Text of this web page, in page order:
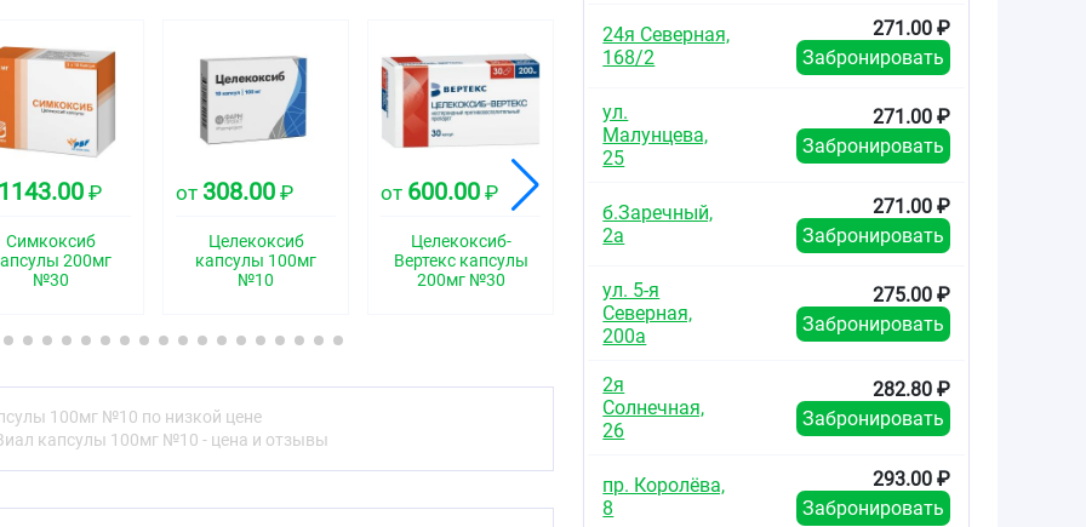
1,843 %, титана диоксид — 1,741 %
— 0,800 % пропилпарагидроксибензоат — 0,200 %
% желатин — до 100,000 %.
целекоксиб — 200,00 мг.
лактоза безводная — 86,26 мг тальк — 14,00 мг
— 3,87 мг кремния диоксид коллоидный — 3,87 мг натрия
— 0,800 %
титана диоксид — 3,000 % метилпарагидроксибензоат —
— 0,200 % натрия лаурилсульфат — 0,100 %
1143.00 ₽
Симкоксиб
200мг
№30
от 308.00 ₽
Целекоксиб
капсулы 100мг
№10
от 600.00 ₽
Целекоксиб-
Вертекс капсулы
200мг №30
Целекоксиб-Виал
267.00₽
Целекоксиб-
100мг №10 по низкой цене
капсулы 100мг №10 - цена и отзывы
24я Северная,
168/2
271.00 ₽
Забронировать
ул.
Малунцева,
25
271.00 ₽
Забронировать
б.Заречный,
2а
271.00 ₽
Забронировать
ул. 5-я
Северная,
200а
275.00 ₽
Забронировать
2я
Солнечная,
26
282.80 ₽
Забронировать
пр. Королёва,
8
293.00 ₽
Забронировать